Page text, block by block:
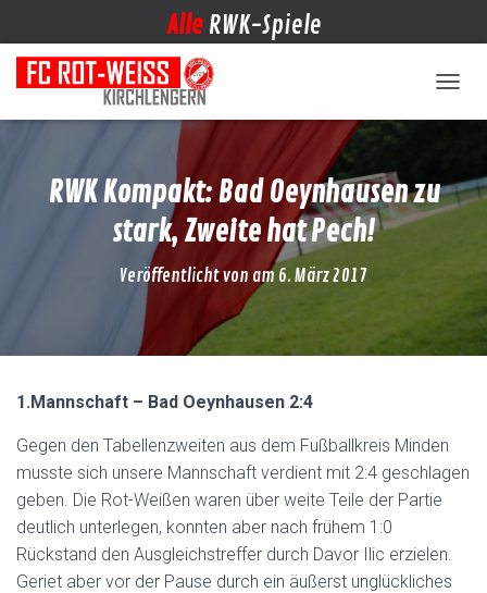
Alle RWK-Spiele
RWK Kompakt: Bad Oeynhausen zu
stark, Zweite hat Pech!
Veröffentlicht von am 6. März 2017
1.Mannschaft – Bad Oeynhausen 2:4
Gegen den Tabellenzweiten aus dem Fußballkreis Minden
musste sich unsere Mannschaft verdient mit 2:4 geschlagen
geben. Die Rot-Weißen waren über weite Teile der Partie
deutlich unterlegen, konnten aber nach frühem 1:0
Rückstand den Ausgleichstreffer durch Davor Ilic erzielen.
Geriet aber vor der Pause durch ein äußerst unglückliches